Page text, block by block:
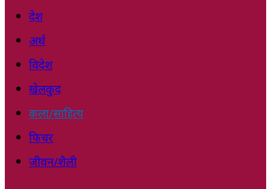
देश
अर्थ
विदेश
खेलकुद
कला/साहित्य
फिचर
जीवन/शैली